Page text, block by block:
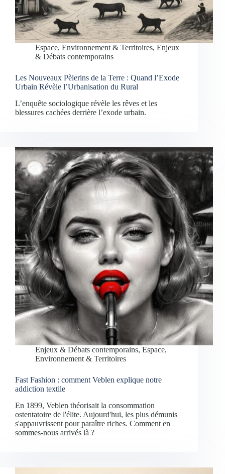
Espace, Environnement & Territoires, Enjeux
& Débats contemporains
Les Nouveaux Pèlerins de la Terre : Quand l’Exode
Urbain Révèle l’Urbanisation du Rural
L’enquête sociologique révèle les rêves et les
blessures cachées derrière l’exode urbain.
Enjeux & Débats contemporains, Espace,
Environnement & Territoires
Fast Fashion : comment Veblen explique notre
addiction textile
En 1899, Veblen théorisait la consommation
ostentatoire de l'élite. Aujourd'hui, les plus démunis
s'appauvrissent pour paraître riches. Comment en
sommes-nous arrivés là ?